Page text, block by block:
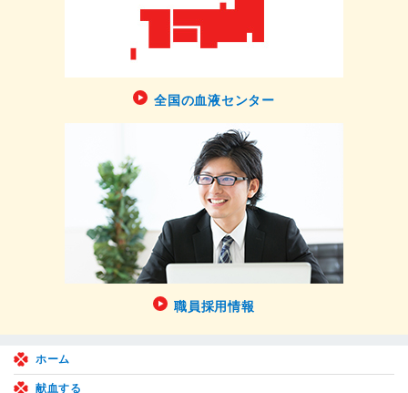
全国の血液センター
職員採用情報
ホーム
献血する